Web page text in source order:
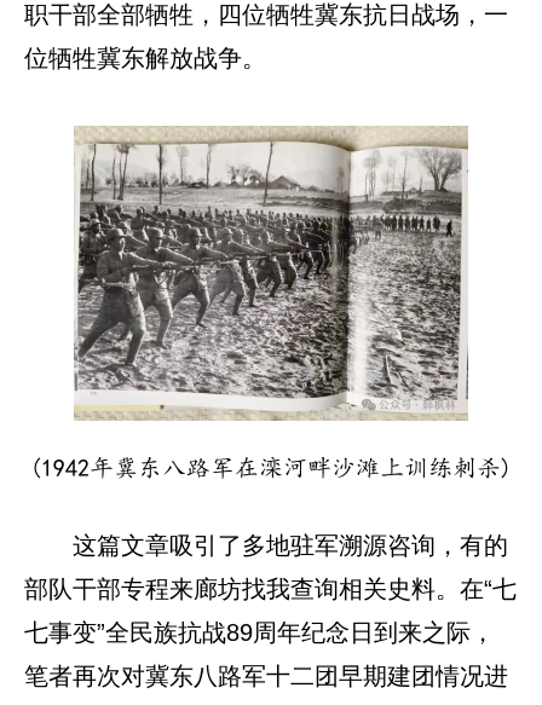
职干部全部牺牲，四位牺牲冀东抗日战场，一
位牺牲冀东解放战争。
(1942年冀东八路军在滦河畔沙滩上训练刺杀)
这篇文章吸引了多地驻军溯源咨询，有的
部队干部专程来廊坊找我查询相关史料。在“七
七事变”全民族抗战89周年纪念日到来之际，
笔者再次对冀东八路军十二团早期建团情况进